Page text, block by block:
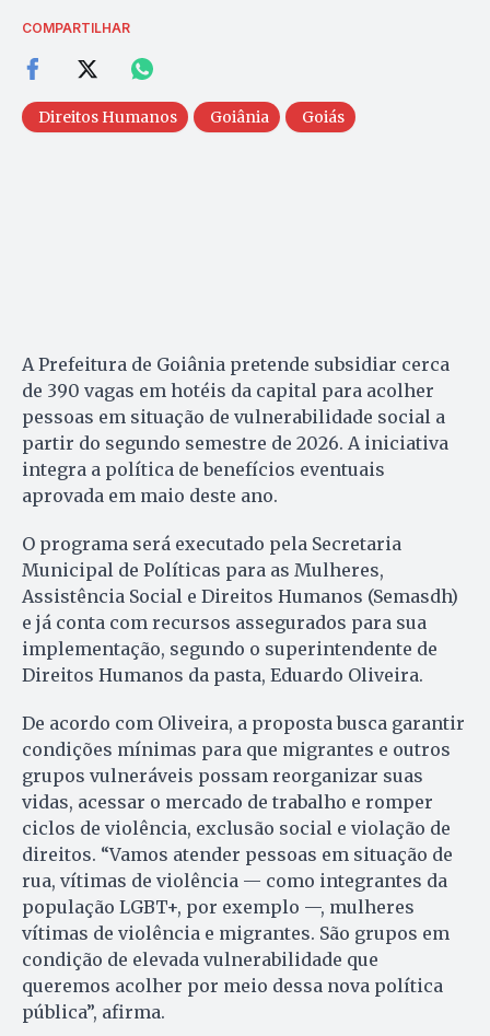
COMPARTILHAR
Direitos Humanos Goiânia Goiás
A Prefeitura de Goiânia pretende subsidiar cerca
de 390 vagas em hotéis da capital para acolher
pessoas em situação de vulnerabilidade social a
partir do segundo semestre de 2026. A iniciativa
integra a política de benefícios eventuais
aprovada em maio deste ano.
O programa será executado pela Secretaria
Municipal de Políticas para as Mulheres,
Assistência Social e Direitos Humanos (Semasdh)
e já conta com recursos assegurados para sua
implementação, segundo o superintendente de
Direitos Humanos da pasta, Eduardo Oliveira.
De acordo com Oliveira, a proposta busca garantir
condições mínimas para que migrantes e outros
grupos vulneráveis possam reorganizar suas
vidas, acessar o mercado de trabalho e romper
ciclos de violência, exclusão social e violação de
direitos. “Vamos atender pessoas em situação de
rua, vítimas de violência — como integrantes da
população LGBT+, por exemplo —, mulheres
vítimas de violência e migrantes. São grupos em
condição de elevada vulnerabilidade que
queremos acolher por meio dessa nova política
pública”, afirma.